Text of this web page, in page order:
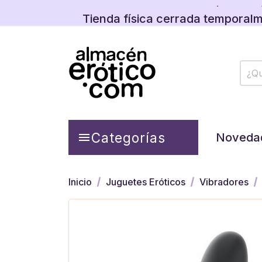
Descubre las
Tienda física cerrada
Descubre las
Categorías
Inicio Juguetes Eróticos Vibradores